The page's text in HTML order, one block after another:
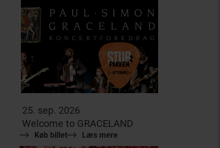
25. sep. 2026
Welcome to GRACELAND
Køb billet Læs mere